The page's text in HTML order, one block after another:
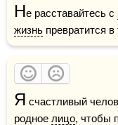
Не расставайтесь с
жизнь превратится
Я счастливый
родное лицо, чтобы